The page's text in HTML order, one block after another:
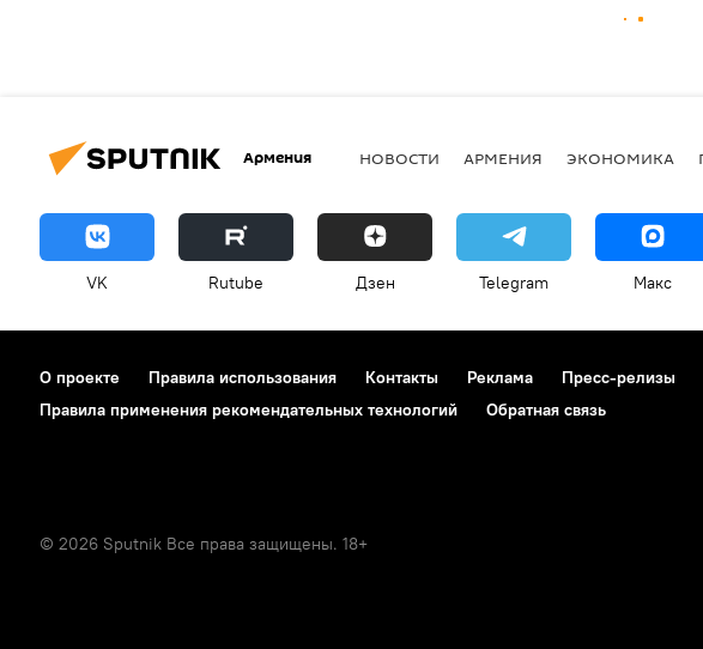
Армения НОВОСТИ АРМЕНИЯ ЭКОНОМИКА
VK Rutube Дзен Telegram Макс
О проекте Правила использования Контакты Реклама Пресс-релизы
Правила применения рекомендательных технологий
Обратная связь
© 2026 Sputnik Все права защищены. 18+